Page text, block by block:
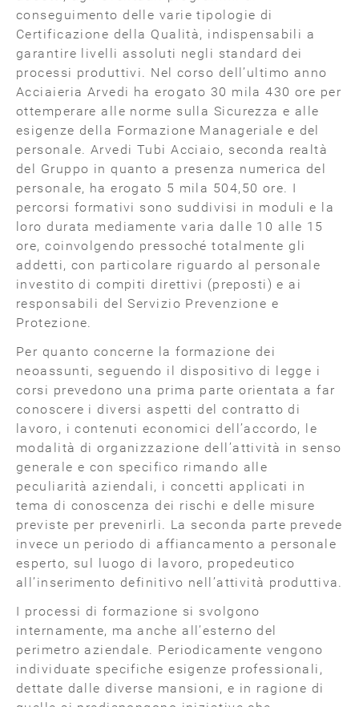
conseguimento delle varie tipologie di
Certificazione della Qualità, indispensabili a
garantire livelli assoluti negli standard dei
processi produttivi. Nel corso dell’ultimo anno
Acciaieria Arvedi ha erogato 30 mila 430 ore per
ottemperare alle norme sulla Sicurezza e alle
esigenze della Formazione Manageriale e del
personale. Arvedi Tubi Acciaio, seconda realtà
del Gruppo in quanto a presenza numerica del
personale, ha erogato 5 mila 504,50 ore. I
percorsi formativi sono suddivisi in moduli e la
loro durata mediamente varia dalle 10 alle 15
ore, coinvolgendo pressoché totalmente gli
addetti, con particolare riguardo al personale
investito di compiti direttivi (preposti) e ai
responsabili del Servizio Prevenzione e
Protezione.
Per quanto concerne la formazione dei
neoassunti, seguendo il dispositivo di legge i
corsi prevedono una prima parte orientata a far
conoscere i diversi aspetti del contratto di
lavoro, i contenuti economici dell’accordo, le
modalità di organizzazione dell’attività in senso
generale e con specifico rimando alle
peculiarità aziendali, i concetti applicati in
tema di conoscenza dei rischi e delle misure
previste per prevenirli. La seconda parte prevede
invece un periodo di affiancamento a personale
esperto, sul luogo di lavoro, propedeutico
all’inserimento definitivo nell’attività produttiva.
I processi di formazione si svolgono
internamente, ma anche all’esterno del
perimetro aziendale. Periodicamente vengono
individuate specifiche esigenze professionali,
dettate dalle diverse mansioni, e in ragione di